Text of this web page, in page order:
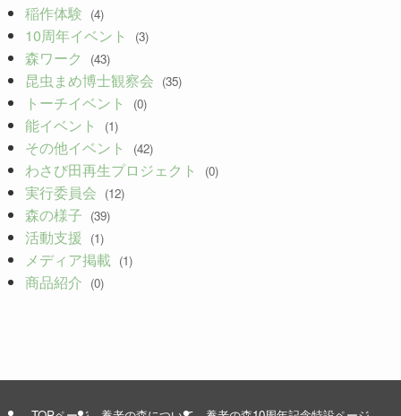
稲作体験 (4)
10周年イベント (3)
森ワーク (43)
昆虫まめ博士観察会 (35)
トーチイベント (0)
能イベント (1)
その他イベント (42)
わさび田再生プロジェクト (0)
実行委員会 (12)
森の様子 (39)
活動支援 (1)
メディア掲載 (1)
商品紹介 (0)